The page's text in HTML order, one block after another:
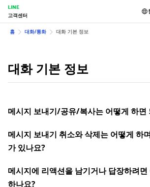
LINE
고객센터
홈 대화/통화 대화 기본 정보
대화 기본 정보
메시지 보내기/공유/복사는 어떻게 하면
메시지 보내기 취소와 삭제는 어떻게 하
가 있나요?
메시지에 리액션을 남기거나 답장하려
하나요?